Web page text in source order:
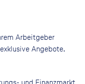
Arbeitgeber
Angebote.